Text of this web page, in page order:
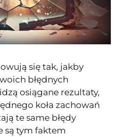
się tak, jakby
błędnych
osiągane rezultaty,
koła zachowań
te same błędy
są tym faktem